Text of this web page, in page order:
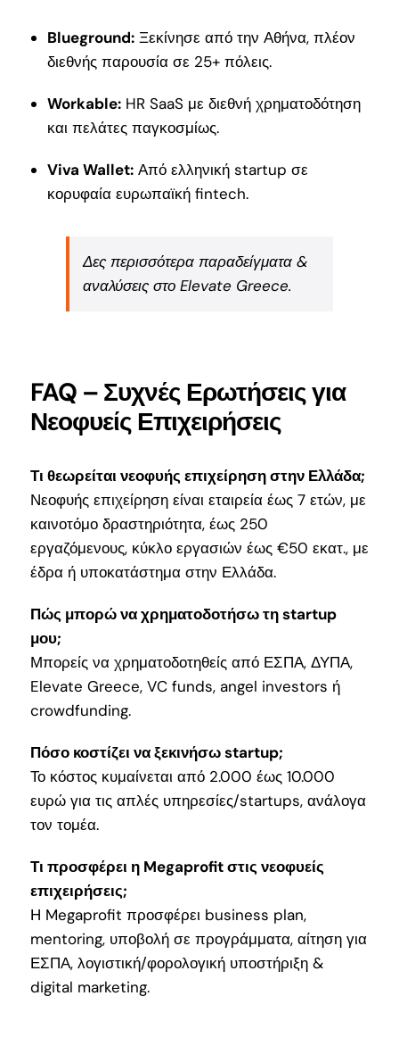
Blueground: Ξεκίνησε από την Αθήνα, πλέον
διεθνής παρουσία σε 25+ πόλεις.
Workable: HR SaaS με διεθνή χρηματοδότηση
και πελάτες παγκοσμίως.
Viva Wallet: Από ελληνική startup σε
κορυφαία ευρωπαϊκή fintech.
Δες περισσότερα παραδείγματα &
αναλύσεις στο Elevate Greece.
FAQ – Συχνές Ερωτήσεις για
Νεοφυείς Επιχειρήσεις
Τι θεωρείται νεοφυής επιχείρηση στην Ελλάδα;
Νεοφυής επιχείρηση είναι εταιρεία έως 7 ετών, με
καινοτόμο δραστηριότητα, έως 250
εργαζόμενους, κύκλο εργασιών έως €50 εκατ., με
έδρα ή υποκατάστημα στην Ελλάδα.
Πώς μπορώ να χρηματοδοτήσω τη startup
μου;
Μπορείς να χρηματοδοτηθείς από ΕΣΠΑ, ΔΥΠΑ,
Elevate Greece, VC funds, angel investors ή
crowdfunding.
Πόσο κοστίζει να ξεκινήσω startup;
Το κόστος κυμαίνεται από 2.000 έως 10.000
ευρώ για τις απλές υπηρεσίες/startups, ανάλογα
τον τομέα.
Τι προσφέρει η Megaprofit στις νεοφυείς
επιχειρήσεις;
Η Megaprofit προσφέρει business plan,
mentoring, υποβολή σε προγράμματα, αίτηση για
ΕΣΠΑ, λογιστική/φορολογική υποστήριξη &
digital marketing.